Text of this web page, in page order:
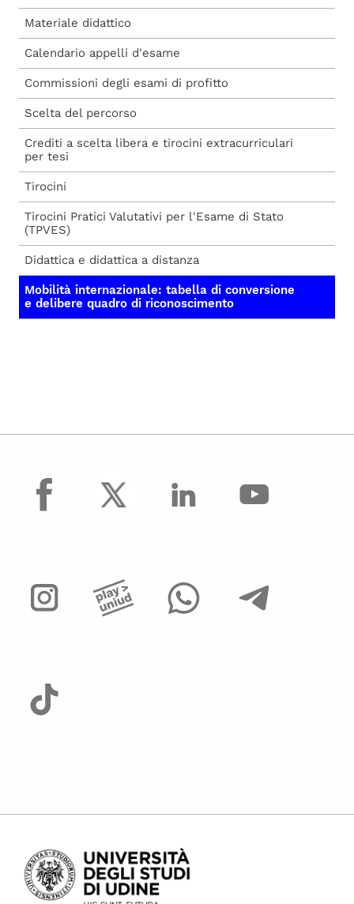
Materiale didattico
Calendario appelli d'esame
Commissioni degli esami di profitto
Scelta del percorso
Crediti a scelta libera e tirocini extracurriculari
per tesi
Tirocini
Tirocini Pratici Valutativi per l'Esame di Stato
(TPVES)
Didattica e didattica a distanza
Mobilità internazionale: tabella di conversione
e delibere quadro di riconoscimento
facebook